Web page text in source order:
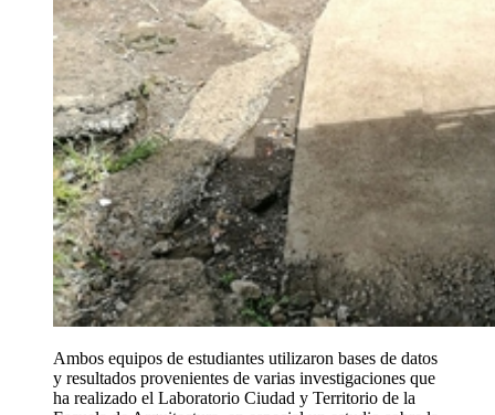
Ambos equipos de estudiantes utilizaron bases de datos
y resultados provenientes de varias investigaciones que
ha realizado el Laboratorio Ciudad y Territorio de la